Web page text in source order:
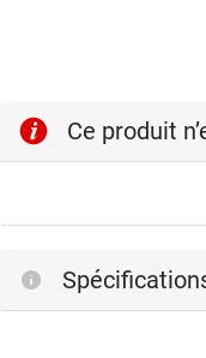
Ce produit